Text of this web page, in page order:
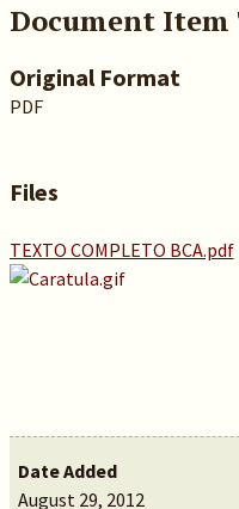
Document
Original Format
PDF
Files
TEXTO COMPLETO BCA.pdf
Date Added
August 29, 2012